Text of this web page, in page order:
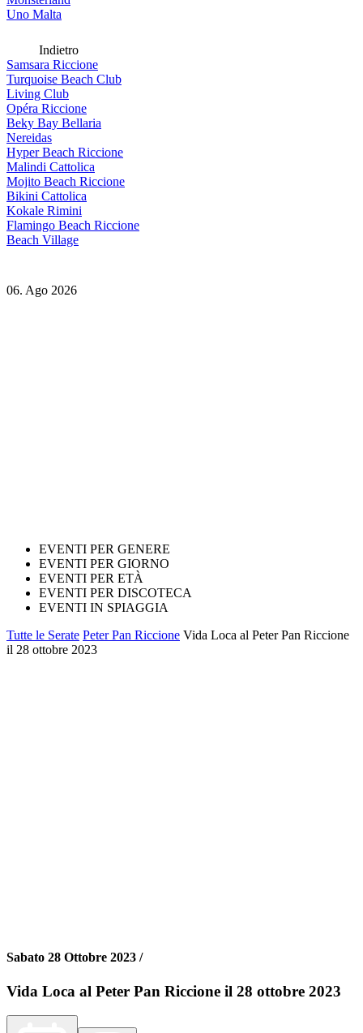
Uno Malta
Indietro
Samsara Riccione
Turquoise Beach Club
Living Club
Opéra Riccione
Beky Bay Bellaria
Nereidas
Hyper Beach Riccione
Malindi Cattolica
Mojito Beach Riccione
Bikini Cattolica
Kokale Rimini
Flamingo Beach Riccione
Beach Village
06. Ago 2026
EVENTI PER GENERE
EVENTI PER GIORNO
EVENTI PER ETÀ
EVENTI PER DISCOTECA
EVENTI IN SPIAGGIA
Tutte le Serate Peter Pan Riccione Vida Loca al Peter Pan Riccione
il 28 ottobre 2023
Sabato 28 Ottobre 2023 /
Vida Loca al Peter Pan Riccione il 28 ottobre 2023